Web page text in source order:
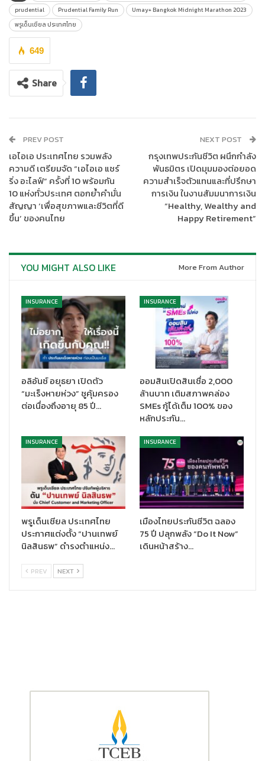
นายบัณฑิต เจียมอนุกูลกิจ
บริษัท พรูเด็นเชีย
ล ประกันชีวิต(ประเทศไทย) จำกัด (มหาชน)หรือ“พรูเด็นเชียล
ประเทศไทย”เปิดเผยว่า “พรูเด็นเชียล ประเทศไทย รู้สึกยินดีและเป็น
เกียรติอย่างยิ่งที่ได้เป็นส่วนหนึ่งในงาน
วิ่ง“Umay+ Bangkok
Midnight Marathon 2023” กับกิจกรรม “
Prudential Family Run”
ซึ่งอยากเชิญชวนให้คนไทยหันมาใส่ใจสุขภาพ ด้วยการออกกำลังกาย
เพราะเป็นปีแห่งการเฉลิมฉลองในวาระที่พรูเด็นเชียลดำเนินธุรกิจมา
ต้นตั้งแต่ช่วงเย็นของวันที่ 9 ธันวาคม ตั้งแต่เวลา 18.00 น. เป็นต้นไป”
“ปัจจุบันคนไทยหันมาใส่ใจและดูแลสุขภาพมากยิ่งขึ้น ซึ่งทุกคนมักจะ
ได้ยินเสมอกับคำว่า “ความมั่งคั่งที่แท้จริง คือ การมีสุขภาพที่แข็งแรง”
หรือHealth is Wealthดังนั้นการมีสุขภาพที่ดีนับตั้งแต่วันนี้จะทำให้เรา
มีสุขภาพที่ยั่งยืนในอนาคต พรูเด็นเชียลฯ ยึดมั่นในเจตนารมณ์ที่ว่า
“ชีวิตมีกัน…ทุกวันดีกว่า” หรือ “
Prudential For Every Life For Every
Future”เราเชื่อว่าการมีกันและกันจะช่วยเติมเต็มทุกวันให้ดีกว่าเดิม พรู
เด็นเชียลฯ พร้อมอยู่เคียงข้างทุกความสัมพันธ์ในครอบครัวด้วยโซลูชัน
ดูรายละเอียดเพิ่มเติมได้ที่
prudential
Prudential Family Run
Umay+ Bangkok Midnight Marathon 2023
พรูเด็นเชียล ประเทศไทย
649
Share
PREV POST
เอไอเอ ประเทศไทย รวมพลัง
ความดี เตรียมจัด “เอไอเอ แชร์
ริ่ง อะไลฟ์” ครั้งที่ 10 พร้อมกัน
10 แห่งทั่วประเทศ ตอกย้ำคำมั่น
สัญญา ‘เพื่อสุขภาพและชีวิตที่ดี
ขึ้น’ ของคนไทย
NEXT POST
กรุงเทพประกันชีวิต ผนึกกำลัง
พันธมิตร เปิดมุมมองต่อยอด
ความสำเร็จตัวแทนและที่ปรึกษา
การเงิน ในงานสัมมนาการเงิน
“Healthy, Wealthy and
Happy Retirement”
YOU MIGHT ALSO LIKE More From Author
INSURANCE
อลิอันซ์ อยุธยา เปิดตัว
“มะเร็งหายห่วง” ชูคุ้มครอง
ต่อเนื่องถึงอายุ 85 ปี…
INSURANCE
ออมสินเปิดสินเชื่อ 2,000
ล้านบาท เติมสภาพคล่อง
SMEs กู้ได้เต็ม 100% ของ
หลักประกัน…
INSURANCE
พรูเด็นเชียล ประเทศไทย
ประกาศแต่งตั้ง “ปานเทพย์
นิลสินธพ” ดำรงตำแหน่ง…
INSURANCE
เมืองไทยประกันชีวิต ฉลอง
75 ปี ปลุกพลัง “Do It Now”
เดินหน้าสร้าง…
PREV NEXT